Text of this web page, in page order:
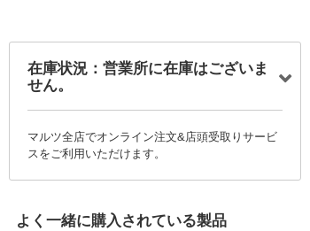
在庫状況：営業所に在庫はございま
せん。
マルツ全店でオンライン注文&店頭受取りサービ
スをご利用いただけます。
よく一緒に購入されている製品